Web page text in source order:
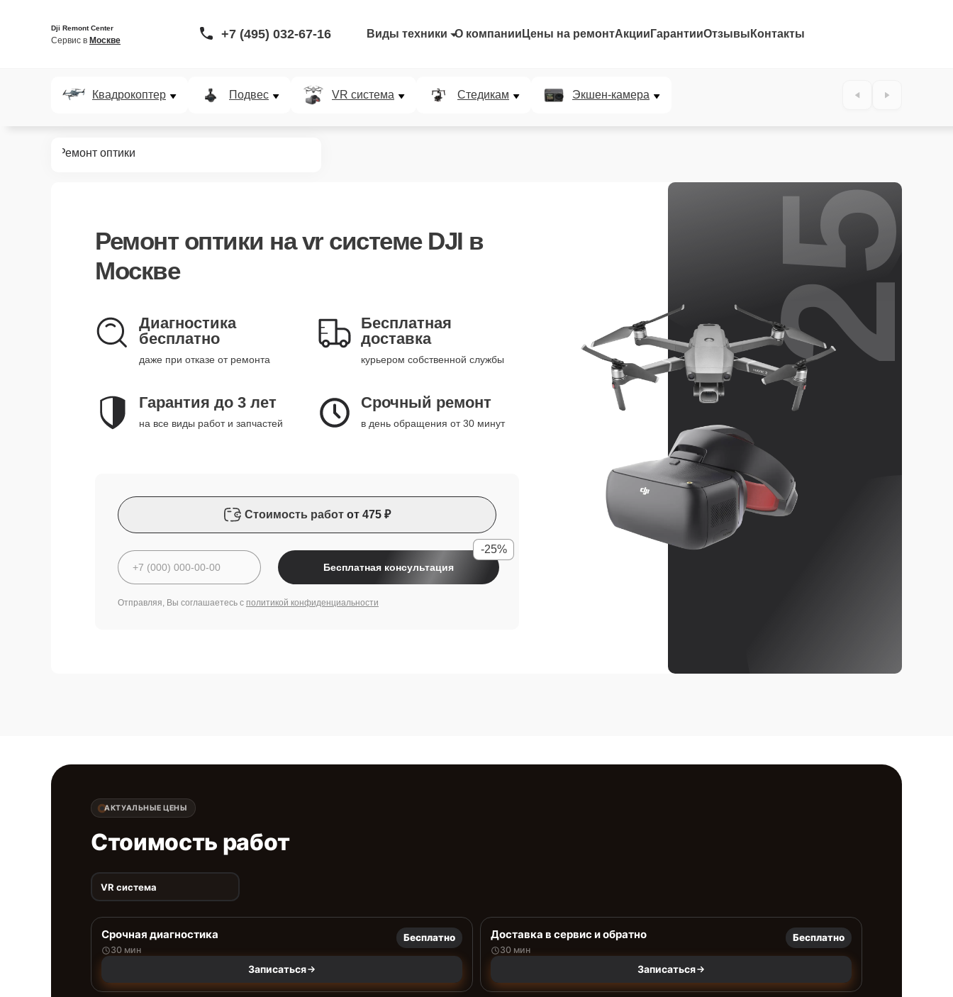
Dji Remont Center
Сервис в Москве +7 (495) 032-67-16 Виды техники О компании Цены на ремонтАкции ГарантииОтзывы Контакты
Квадрокоптер Подвес VR система Стедикам Экшен-камера
Ремонт оптики
Ремонт оптики на vr системе DJI в
Москве
Диагностика
бесплатно
даже при отказе от ремонта
Бесплатная
доставка
курьером собственной службы
Гарантия до 3 лет
на все виды работ и запчастей
Срочный ремонт
в день обращения от 30 минут
Стоимость работ от 475 ₽
Бесплатная консультация
-25%
Отправляя, Вы соглашаетесь с политикой конфиденциальности
25%
АКТУАЛЬНЫЕ ЦЕНЫ
Стоимость работ
VR система
Срочная диагностика
30 мин
Бесплатно
Записаться
Доставка в сервис и обратно
30 мин
Бесплатно
Записаться